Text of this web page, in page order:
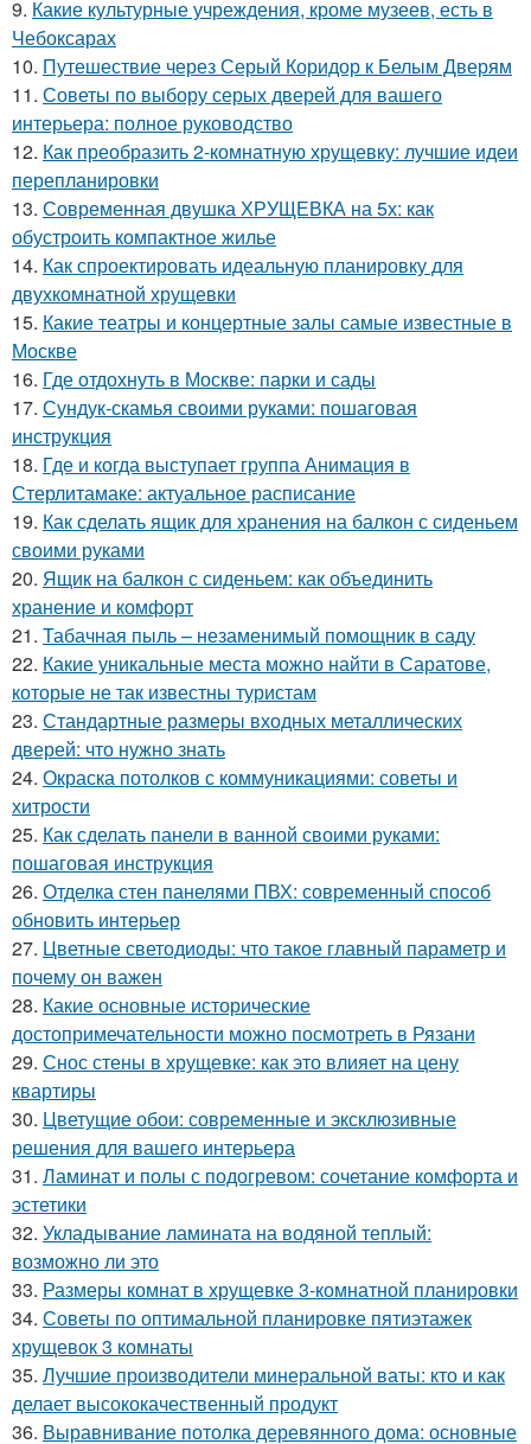
9. Какие культурные учреждения, кроме музеев, есть в
Чебоксарах
10. Путешествие через Серый Коридор к Белым Дверям
11. Советы по выбору серых дверей для вашего
интерьера: полное руководство
12. Как преобразить 2-комнатную хрущевку: лучшие идеи
перепланировки
13. Современная двушка ХРУЩЕВКА на 5х: как
обустроить компактное жилье
14. Как спроектировать идеальную планировку для
двухкомнатной хрущевки
15. Какие театры и концертные залы самые известные в
Москве
16. Где отдохнуть в Москве: парки и сады
17. Сундук-скамья своими руками: пошаговая
инструкция
18. Где и когда выступает группа Анимация в
Стерлитамаке: актуальное расписание
19. Как сделать ящик для хранения на балкон с сиденьем
своими руками
20. Ящик на балкон с сиденьем: как объединить
хранение и комфорт
21. Табачная пыль – незаменимый помощник в саду
22. Какие уникальные места можно найти в Саратове,
которые не так известны туристам
23. Стандартные размеры входных металлических
дверей: что нужно знать
24. Окраска потолков с коммуникациями: советы и
хитрости
25. Как сделать панели в ванной своими руками:
пошаговая инструкция
26. Отделка стен панелями ПВХ: современный способ
обновить интерьер
27. Цветные светодиоды: что такое главный параметр и
почему он важен
28. Какие основные исторические
достопримечательности можно посмотреть в Рязани
29. Снос стены в хрущевке: как это влияет на цену
квартиры
30. Цветущие обои: современные и эксклюзивные
решения для вашего интерьера
31. Ламинат и полы с подогревом: сочетание комфорта и
эстетики
32. Укладывание ламината на водяной теплый:
возможно ли это
33. Размеры комнат в хрущевке 3-комнатной планировки
34. Советы по оптимальной планировке пятиэтажек
хрущевок 3 комнаты
35. Лучшие производители минеральной ваты: кто и как
делает высококачественный продукт
36. Выравнивание потолка деревянного дома: основные